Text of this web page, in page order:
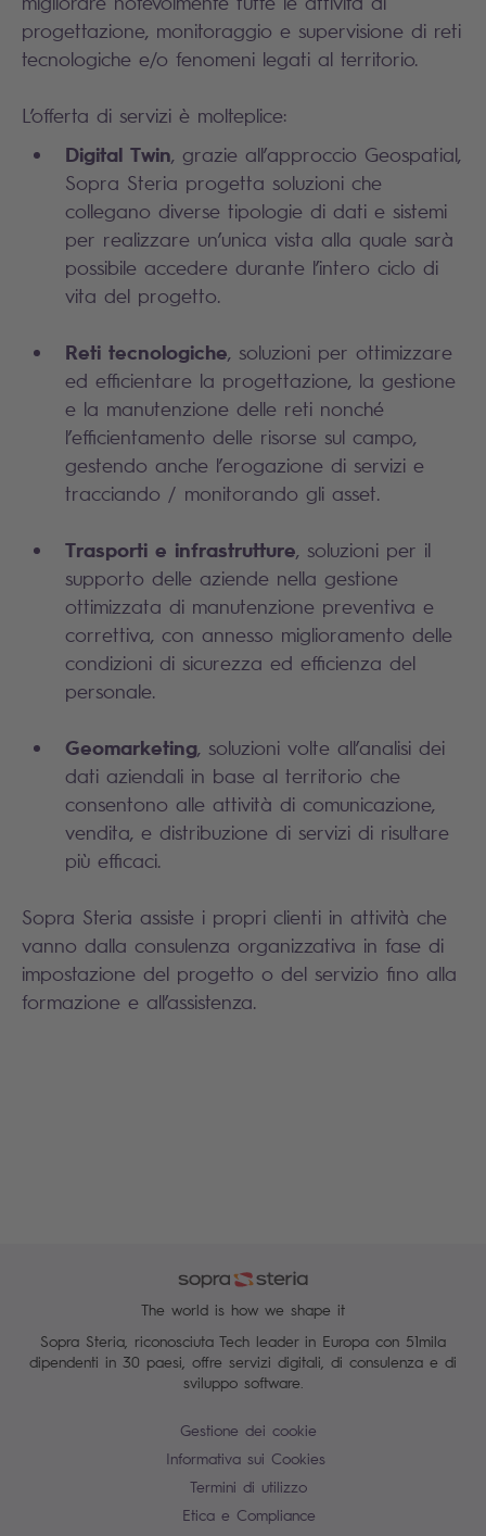
progettazione, monitoraggio e supervisione di reti
tecnologiche e/o fenomeni legati al territorio.
L’offerta di servizi è molteplice:
Digital Twin, grazie all’approccio Geospatial,
Sopra Steria progetta soluzioni che
collegano diverse tipologie di dati e sistemi
per realizzare un’unica vista alla quale sarà
possibile accedere durante l’intero ciclo di
vita del progetto.
Reti tecnologiche, soluzioni per ottimizzare
ed efficientare la progettazione, la gestione
e la manutenzione delle reti nonché
l’efficientamento delle risorse sul campo,
gestendo anche l’erogazione di servizi e
tracciando / monitorando gli asset.
Trasporti e infrastrutture, soluzioni per il
supporto delle aziende nella gestione
ottimizzata di manutenzione preventiva e
correttiva, con annesso miglioramento delle
condizioni di sicurezza ed efficienza del
personale.
Geomarketing, soluzioni volte all’analisi dei
dati aziendali in base al territorio che
consentono alle attività di comunicazione,
vendita, e distribuzione di servizi di risultare
più efficaci.
Sopra Steria assiste i propri clienti in attività che
vanno dalla consulenza organizzativa in fase di
impostazione del progetto o del servizio fino alla
formazione e all’assistenza.
The world is how we shape it
Sopra Steria, riconosciuta Tech leader in Europa con 51mila
dipendenti in 30 paesi, offre servizi digitali, di consulenza e di
sviluppo software.
Gestione dei cookie
Informativa sui Cookies
Termini di utilizzo
Etica e Compliance